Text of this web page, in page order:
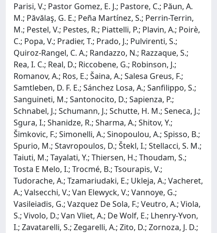
Parisi, V.; Pastor Gomez, E. J.; Pastore, C.; Păun, A.
M.; Păvălaş, G. E.; Peña Martínez, S.; Perrin-Terrin,
M.; Pestel, V.; Pestes, R.; Piattelli, P.; Plavin, A.; Poirè,
C.; Popa, V.; Pradier, T.; Prado, J.; Pulvirenti, S.;
Quiroz-Rangel, C. A.; Randazzo, N.; Razzaque, S.;
Rea, I. C.; Real, D.; Riccobene, G.; Robinson, J.;
Romanov, A.; Ros, E.; Šaina, A.; Salesa Greus, F.;
Samtleben, D. F. E.; Sánchez Losa, A.; Sanfilippo, S.;
Sanguineti, M.; Santonocito, D.; Sapienza, P.;
Schnabel, J.; Schumann, J.; Schutte, H. M.; Seneca, J.;
Sgura, I.; Shanidze, R.; Sharma, A.; Shitov, Y.;
Šimkovic, F.; Simonelli, A.; Sinopoulou, A.; Spisso, B.;
Spurio, M.; Stavropoulos, D.; Štekl, I.; Stellacci, S. M.;
Taiuti, M.; Tayalati, Y.; Thiersen, H.; Thoudam, S.;
Tosta E Melo, I.; Trocmé, B.; Tsourapis, V.;
Tudorache, A.; Tzamariudaki, E.; Ukleja, A.; Vacheret,
A.; Valsecchi, V.; Van Elewyck, V.; Vannoye, G.;
Vasileiadis, G.; Vazquez De Sola, F.; Veutro, A.; Viola,
S.; Vivolo, D.; Van Vliet, A.; De Wolf, E.; Lhenry-Yvon,
I.; Zavatarelli, S.; Zegarelli, A.; Zito, D.; Zornoza, J. D.;